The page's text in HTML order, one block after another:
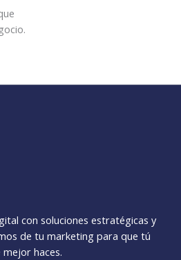
con soluciones estratégicas y
de tu marketing para que tú
haces.